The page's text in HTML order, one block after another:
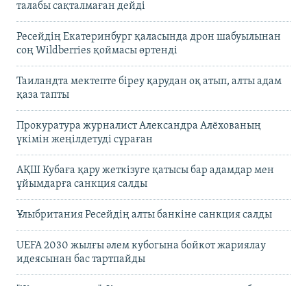
талабы сақталмаған дейді
Ресейдің Екатеринбург қаласында дрон шабуылынан
соң Wildberries қоймасы өртенді
Таиландта мектепте біреу қарудан оқ атып, алты адам
қаза тапты
Прокуратура журналист Александра Алёхованың
үкімін жеңілдетуді сұраған
АҚШ Кубаға қару жеткізуге қатысы бар адамдар мен
ұйымдарға санкция салды
Ұлыбритания Ресейдің алты банкіне санкция салды
UEFA 2030 жылғы әлем кубогына бойкот жариялау
идеясынан бас тартпайды